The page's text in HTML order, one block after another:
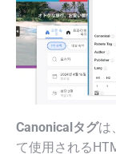
Canonicalタグは
て使用される